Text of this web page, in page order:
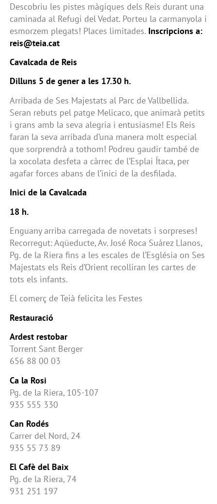
Descobriu les pistes màgiques dels Reis durant una
caminada al Refugi del Vedat. Porteu la carmanyola i
esmorzem plegats! Places limitades. Inscripcions a:
reis@teia.cat
Cavalcada de Reis
Dilluns 5 de gener a les 17.30 h.
Arribada de Ses Majestats al Parc de Vallbellida.
Seran rebuts pel patge Melicaco, que animarà petits
i grans amb la seva alegria i entusiasme! Els Reis
faran la seva arribada d’una manera molt especial
que sorprendrà a tothom! Podreu gaudir també de
la xocolata desfeta a càrrec de l’Esplai Ítaca, per
agafar forces abans de l’inici de la desfilada.
Inici de la Cavalcada
18 h.
Enguany arriba carregada de novetats i sorpreses!
Recorregut: Aqüeducte, Av. José Roca Suárez Llanos,
Pg. de la Riera fins a les escales de l’Església on Ses
Majestats els Reis d’Orient recolliran les cartes de
tots els infants.
El comerç de Teià felicita les Festes
Restauració
Ardest restobar
Torrent Sant Berger
656 88 00 03
Ca la Rosi
Pg. de la Riera, 105-107
935 555 330
Can Rodés
Carrer del Nord, 24
935 55 73 89
El Cafè del Baix
Pg. de la Riera, 74
931 251 197